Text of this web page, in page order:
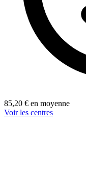
85,20 € en moyenne
Voir les centres